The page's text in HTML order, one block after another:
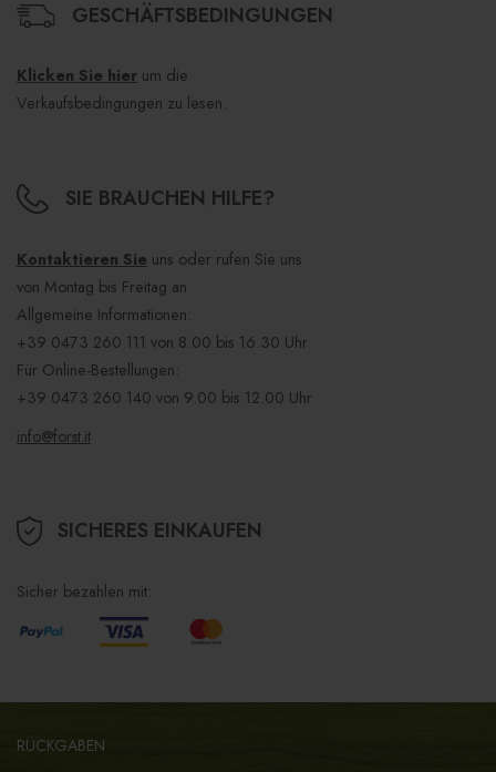
GESCHÄFTSBEDINGUNGEN
Klicken Sie hier um die
Verkaufsbedingungen zu lesen.
SIE BRAUCHEN HILFE?
Kontaktieren Sie uns oder rufen Sie uns
von Montag bis Freitag an
Allgemeine Informationen:
+39 0473 260 111 von 8.00 bis 16.30 Uhr
Für Online-Bestellungen:
+39 0473 260 140 von 9.00 bis 12.00 Uhr
info@forst.it
SICHERES EINKAUFEN
Sicher bezahlen mit:
RÜCKGABEN